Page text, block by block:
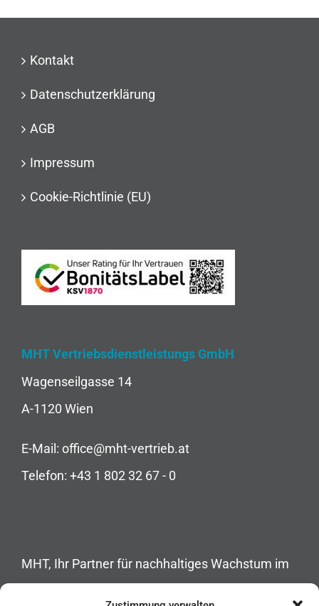
Kontakt
Datenschutzerklärung
AGB
Impressum
Cookie-Richtlinie (EU)
MHT Vertriebsdienstleistungs GmbH
Wagenseilgasse 14
A-1120 Wien
E-Mail: office@mht-vertrieb.at
Telefon: +43 1 802 32 67 - 0
MHT, Ihr Partner für nachhaltiges Wachstum im